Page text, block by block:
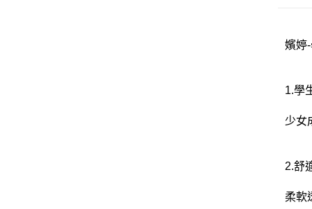
嬪婷
1.學
少女
2.舒
柔軟